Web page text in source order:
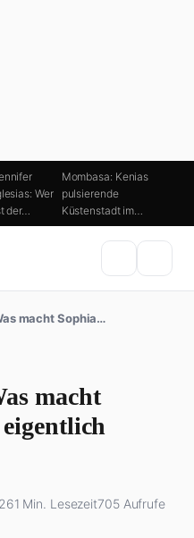
Wer
der…
Mombasa: Kenias
pulsierende
Küstenstadt im…
macht Sophia…
macht
1 Min. Lesezeit705 Aufrufe